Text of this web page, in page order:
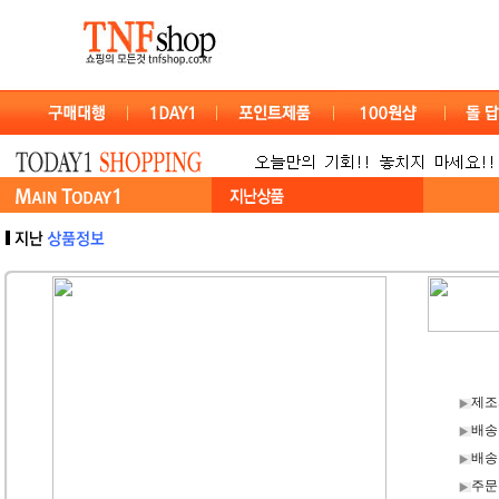
제
배
배
주